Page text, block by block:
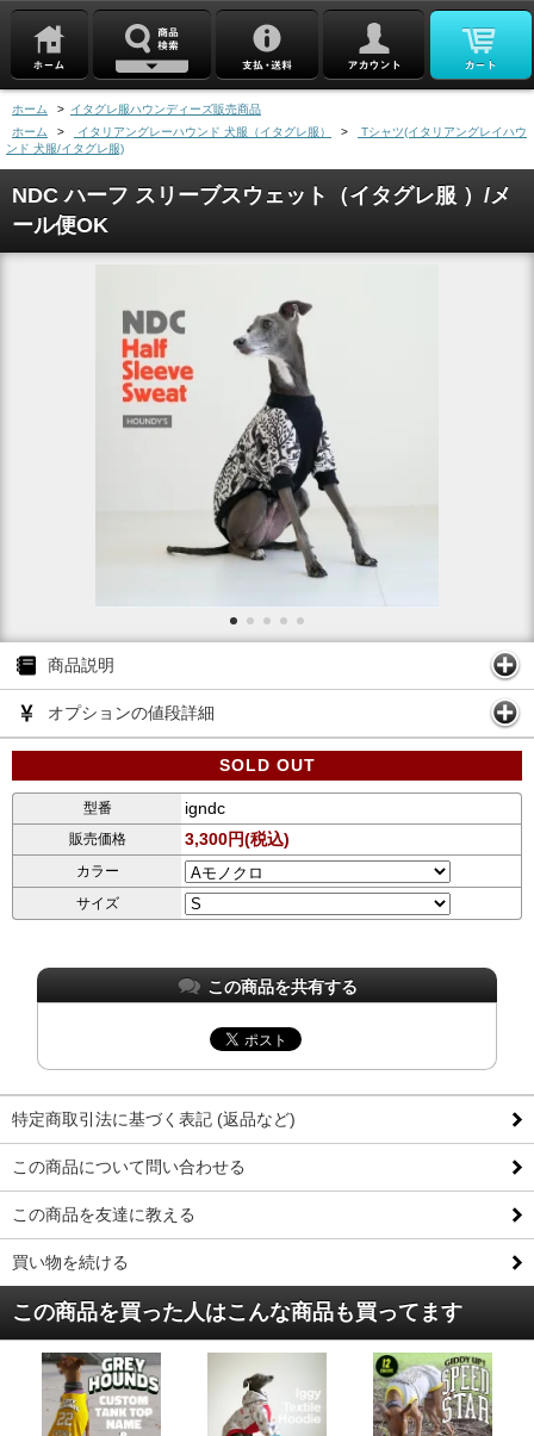
ホーム > イタグレ服ハウンディーズ販売商品
ホーム
> イタリアングレーハウンド 犬服（イタグレ服） >
Tシャツ(イタリアングレイハウ
ンド 犬服/イタグレ服)
NDC ハーフ スリーブスウェット（イタグレ服 ）/メ
ール便OK
商品説明
オプションの値段詳細
SOLD OUT
型番 igndc
販売価格 3,300円(税込)
カラー
サイズ
この商品を共有する
特定商取引法に基づく表記 (返品など)
この商品について問い合わせる
この商品を友達に教える
買い物を続ける
この商品を買った人はこんな商品も買ってます